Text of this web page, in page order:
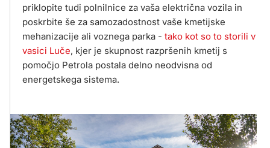
priklopite tudi polnilnice za vaša električna vozila in
poskrbite še za samozadostnost vaše kmetijske
mehanizacije ali voznega parka - tako kot so to storili v
vasici Luče, kjer je skupnost razpršenih kmetij s
pomočjo Petrola postala delno neodvisna od
energetskega sistema.